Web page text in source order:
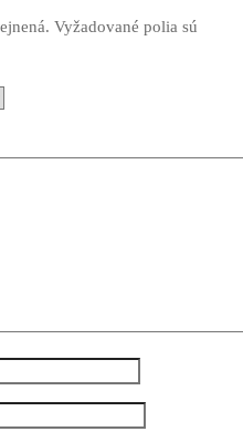
Vyžadované polia sú